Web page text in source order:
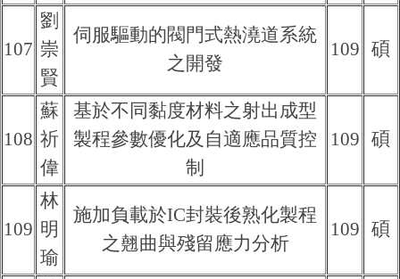
107
劉
崇
賢
伺服驅動的閥門式熱澆道系統
之開發
109 碩
108
蘇
祈
偉
基於不同黏度材料之射出成型
製程參數優化及自適應品質控
制
109 碩
109
林
明
瑜
施加負載於IC封裝後熟化製程
之翹曲與殘留應力分析
109 碩